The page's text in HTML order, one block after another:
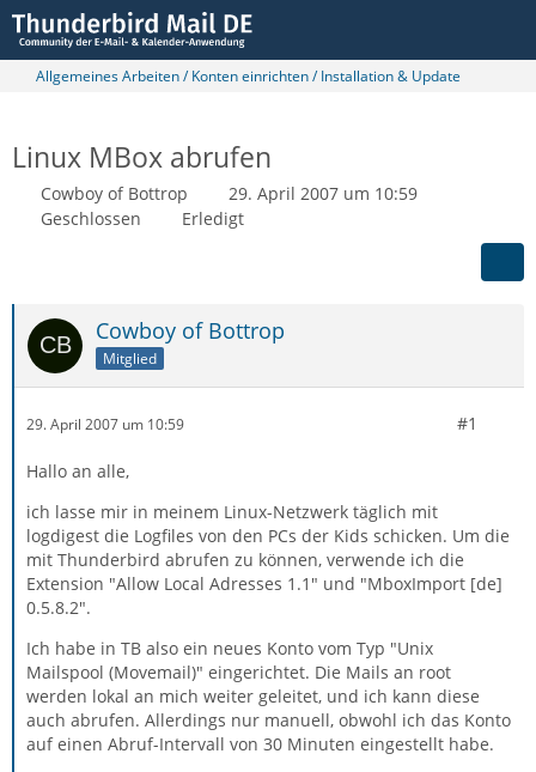
Allgemeines Arbeiten / Konten einrichten / Installation & Update
Linux MBox abrufen
Cowboy of Bottrop
29. April 2007 um 10:59
Geschlossen
Erledigt
Cowboy of Bottrop
Mitglied
29. April 2007 um 10:59 #1
Hallo an alle,
ich lasse mir in meinem Linux-Netzwerk täglich mit
logdigest die Logfiles von den PCs der Kids schicken. Um die
mit Thunderbird abrufen zu können, verwende ich die
Extension "Allow Local Adresses 1.1" und "MboxImport [de]
0.5.8.2".
Ich habe in TB also ein neues Konto vom Typ "Unix
Mailspool (Movemail)" eingerichtet. Die Mails an root
werden lokal an mich weiter geleitet, und ich kann diese
auch abrufen. Allerdings nur manuell, obwohl ich das Konto
auf einen Abruf-Intervall von 30 Minuten eingestellt habe.